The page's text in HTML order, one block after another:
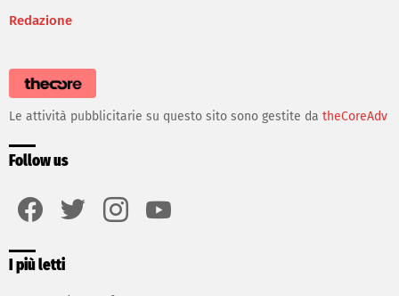
Redazione
Le attività pubblicitarie su questo sito sono gestite da theCoreAdv
Follow us
I più letti